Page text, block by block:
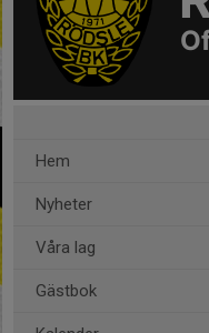
Hem
Nyheter
Våra lag
Gästbok